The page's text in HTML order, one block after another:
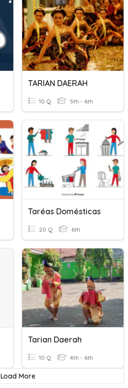
TARIAN DAERAH
10 Q 5th - 6th
Taréas Domésticas
20 Q 6th
Tarian Daerah
10 Q 4th - 6th
Load More